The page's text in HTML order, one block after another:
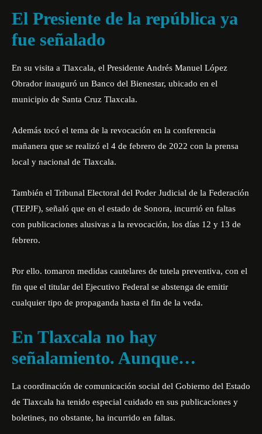
El Presiente de la república ya
fue señalado
En su visita a Tlaxcala, el Presidente Andrés Manuel López
Obrador inauguró un Banco del Bienestar, ubicado en el
municipio de Santa Cruz Tlaxcala.
Además tocó el tema de la revocación en la conferencia
mañanera que se realizó el 4 de febrero de 2022 con la prensa
local y nacional de Tlaxcala.
También el Tribunal Electoral del Poder Judicial de la Federación
(TEPJF), señaló que en el estado de Sonora, incurrió en faltas
con publicaciones alusivas a la revocación, los días 12 y 13 de
febrero.
Por ello. tomaron medidas cautelares de tutela preventiva, con el
fin que el titular del Ejecutivo Federal se abstenga de emitir
cualquier tipo de propaganda hasta el fin de la veda.
En Tlaxcala no hay
señalamiento. Aunque…
La coordinación de comunicación social del Gobierno del Estado
de Tlaxcala ha tenido especial cuidado en sus publicaciones y
boletines, no obstante, ha incurrido en faltas.